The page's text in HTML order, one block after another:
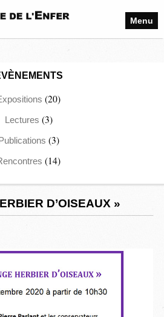
Menu
(20)
Lectures (3)
(3)
(14)
D’OISEAUX »